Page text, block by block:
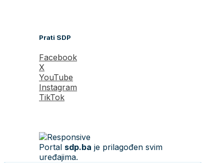
Prati SDP
Facebook
X
YouTube
Instagram
TikTok
Portal sdp.ba je prilagođen svim
uređajima.